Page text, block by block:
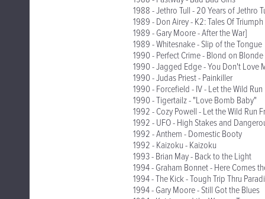
1988 - Jethro Tull - 20 Years of Jethro
1989 - Don Airey - K2: Tales Of
1989 - Gary Moore - After the War]
1989 - Whitesnake - Slip of the Tongue
1990 - Perfect Crime - Blond on Blonde
1990 - Jagged Edge - You Don't Love
1990 - Judas Priest - Painkiller
1990 - Forcefield - IV - Let the Wild Run
1990 - Tigertailz - "Love Bomb Baby"
1992 - Cozy Powell - Let the Wild Run
1992 - UFO - High Stakes and
1992 - Anthem - Domestic Booty
1992 - Kaizoku - Kaizoku
1993 - Brian May - Back to the Light
1994 - Graham Bonnet - Here Comes
1994 - The Kick - Tough Trip Thru
1994 - Gary Moore - Still Got the Blues